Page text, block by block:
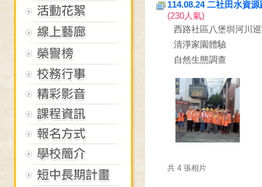
114.08.24 二社田水資
(230人氣)
西路社區八堡圳河川
清淨家園體驗
自然生態調查
共 4 張相片